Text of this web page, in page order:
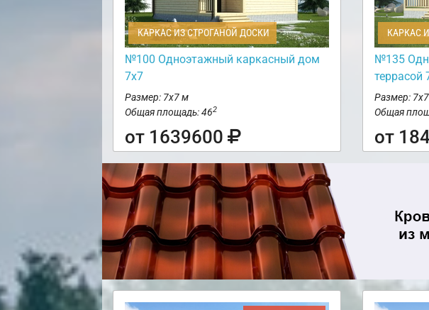
КАРКАС ИЗ СТРОГАНОЙ ДОСКИ
№100 Одноэтажный каркасный дом
7х7
Размер: 7х7 м
Общая площадь: 462
от 1639600
КАРКАС
№135
террасой
Размер:
Общая
от